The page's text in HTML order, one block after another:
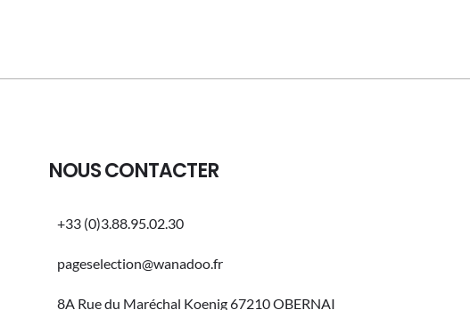
NOUS CONTACTER
+33 (0)3.88.95.02.30
pageselection@wanadoo.fr
8A Rue du Maréchal Koenig 67210 OBERNAI